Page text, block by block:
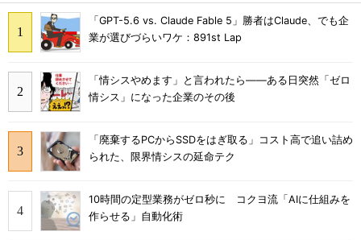
「GPT-5.6 vs. Claude Fable 5」勝者はClaude、でも企
業が選びづらいワケ：891st Lap
「情シスやめます」と言われたら――ある日突然「ゼロ
情シス」になった企業のその後
「廃棄するPCからSSDをはぎ取る」コスト高で追い詰め
られた、限界情シスの延命テク
10時間の定型業務がゼロ秒に コクヨ流「AIに仕組みを
作らせる」自動化術